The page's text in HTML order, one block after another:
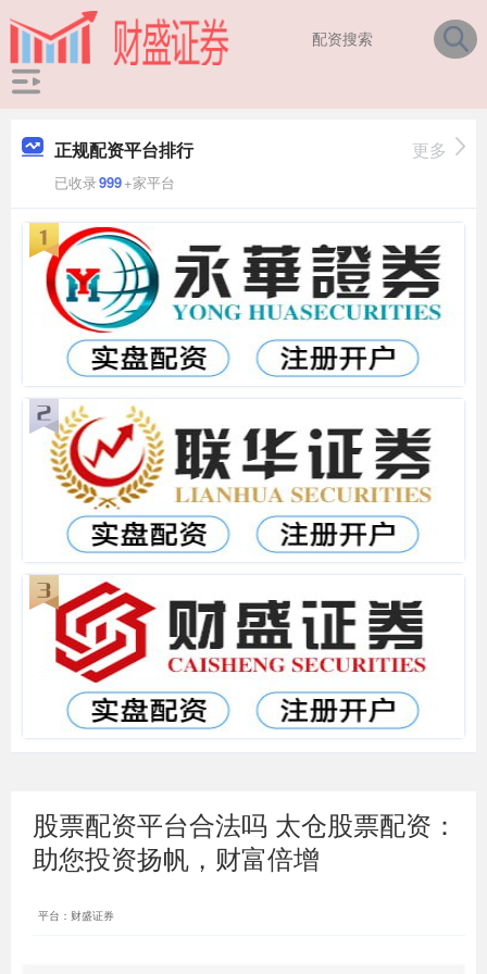
正规配资平台排行
已收录999+家平台
更多
股票配资平台合法吗 太仓股票配资：
助您投资扬帆，财富倍增
平台：财盛证券